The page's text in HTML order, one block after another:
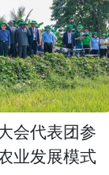
会代表团参
业发展模式